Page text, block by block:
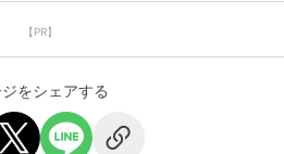
【PR】
をシェアする